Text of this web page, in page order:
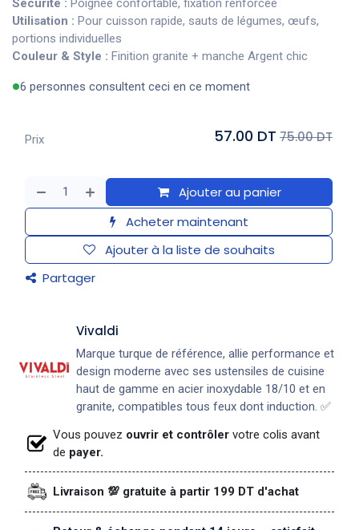
Sécurité : Poignée confortable, fixation renforcée
Utilisation : Pour cuisson rapide, sauts de légumes, œufs,
portions individuelles
Couleur & Style : Finition granite + manche Argent chic
6 personnes consultent ceci en ce moment
Ajouter au panier
Acheter maintenant
Ajouter à la liste de souhaits
Partager
Prix 57.00 DT 75.00 DT
Vivaldi
Marque turque de référence, allie performance et
design moderne avec ses ustensiles de cuisine
haut de gamme en acier inoxydable 18/10 et en
granite, compatibles tous feux dont induction. ✅
Vous pouvez ouvrir et contrôler votre colis avant
de payer.
Livraison 💯 gratuite à partir 199 DT d'achat